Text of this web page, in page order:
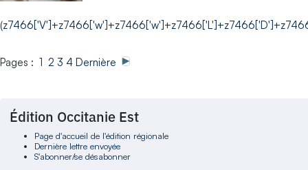
Pages : 1 2 3 4 Dernière
Édition Occitanie Est
Page d'accueil de l'édition régionale
Dernière lettre envoyée
S'abonner/se désabonner